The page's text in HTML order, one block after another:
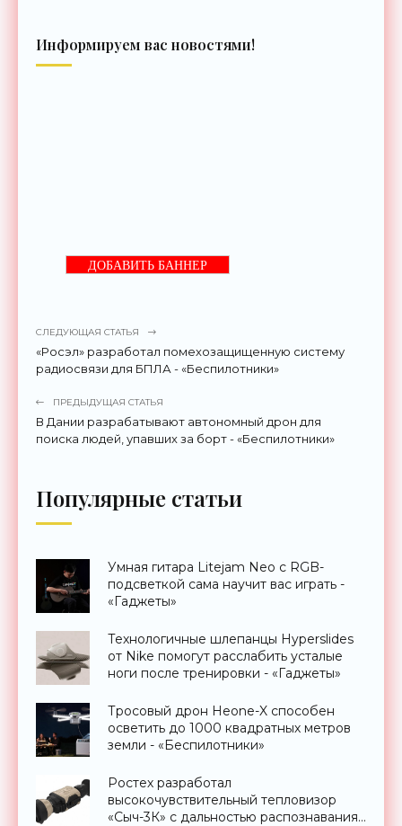
Информируем вас новостями!
ДОБАВИТЬ БАННЕР
СЛЕДУЮЩАЯ СТАТЬЯ
«Росэл» разработал помехозащищенную систему
радиосвязи для БПЛА - «Беспилотники»
ПРЕДЫДУЩАЯ СТАТЬЯ
В Дании разрабатывают автономный дрон для
поиска людей, упавших за борт - «Беспилотники»
Популярные статьи
Умная гитара Litejam Neo с RGB-
подсветкой сама научит вас играть -
«Гаджеты»
Технологичные шлепанцы Hyperslides
от Nike помогут расслабить усталые
ноги после тренировки - «Гаджеты»
Тросовый дрон Heone-X способен
осветить до 1000 квадратных метров
земли - «Беспилотники»
Ростех разработал
высокочувствительный тепловизор
«Сыч-3К» с дальностью распознавания